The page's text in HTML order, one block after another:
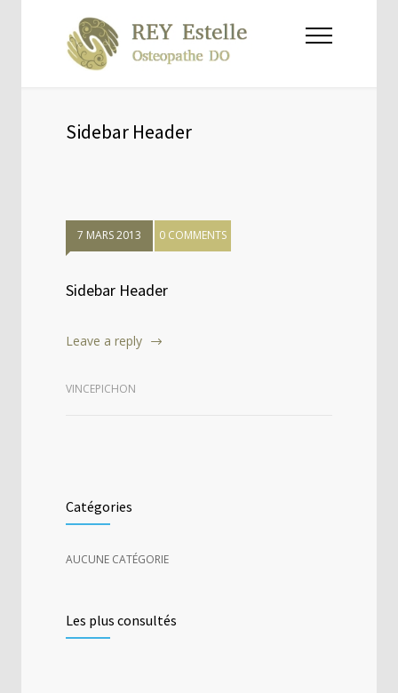
Sidebar Header
7 MARS 2013 0 COMMENTS
Sidebar Header
Leave a reply
VINCEPICHON
Catégories
AUCUNE CATÉGORIE
Les plus consultés